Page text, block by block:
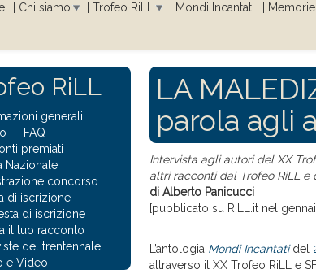
Chi siamo Trofeo RiLL Mondi Incantati
LA
parola agli
Intervista agli autori del XX
altri racconti dal Trofeo RiLL e
di Alberto Panicucci
[pubblicato su RiLL.it nel
L’antologia Mondi Incantatidel
attraverso il XX Trofeo RiLL e
RiLL
generali
— FAQ
premiati
Nazionale
concorso
di iscrizione
di iscrizione
il tuo racconto
del trentennale
e Video